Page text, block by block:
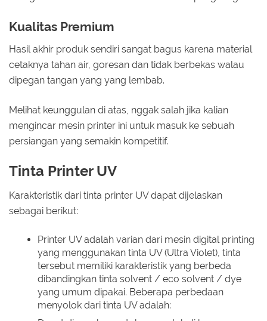
Kualitas Premium
Hasil akhir produk sendiri sangat bagus karena material
cetaknya tahan air, goresan dan tidak berbekas walau
dipegan tangan yang yang lembab.
Melihat keunggulan di atas, nggak salah jika kalian
mengincar mesin printer ini untuk masuk ke sebuah
persiangan yang semakin kompetitif.
Tinta Printer UV
Karakteristik dari tinta printer UV dapat dijelaskan
sebagai berikut:
Printer UV adalah varian dari mesin digital printing
yang menggunakan tinta UV (Ultra Violet), tinta
tersebut memiliki karakteristik yang berbeda
dibandingkan tinta solvent / eco solvent / dye
yang umum dipakai. Beberapa perbedaan
menyolok dari tinta UV adalah: